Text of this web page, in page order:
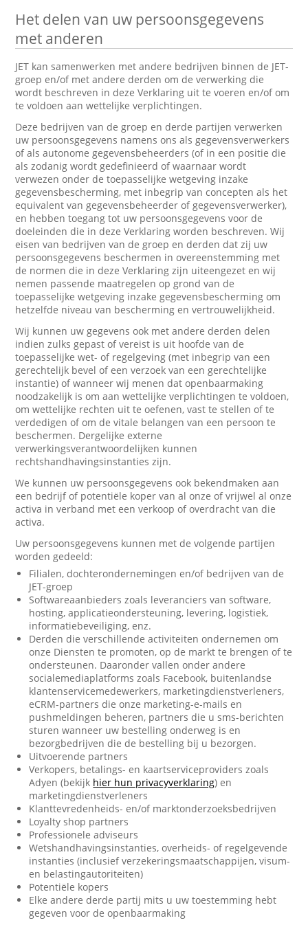
Het delen van uw persoonsgegevens
met anderen
JET kan samenwerken met andere bedrijven binnen de JET-
groep en/of met andere derden om de verwerking die
wordt beschreven in deze Verklaring uit te voeren en/of om
te voldoen aan wettelijke verplichtingen.
Deze bedrijven van de groep en derde partijen verwerken
uw persoonsgegevens namens ons als gegevensverwerkers
of als autonome gegevensbeheerders (of in een positie die
als zodanig wordt gedefinieerd of waarnaar wordt
verwezen onder de toepasselijke wetgeving inzake
gegevensbescherming, met inbegrip van concepten als het
equivalent van gegevensbeheerder of gegevensverwerker),
en hebben toegang tot uw persoonsgegevens voor de
doeleinden die in deze Verklaring worden beschreven. Wij
eisen van bedrijven van de groep en derden dat zij uw
persoonsgegevens beschermen in overeenstemming met
de normen die in deze Verklaring zijn uiteengezet en wij
nemen passende maatregelen op grond van de
toepasselijke wetgeving inzake gegevensbescherming om
hetzelfde niveau van bescherming en vertrouwelijkheid.
Wij kunnen uw gegevens ook met andere derden delen
indien zulks gepast of vereist is uit hoofde van de
toepasselijke wet- of regelgeving (met inbegrip van een
gerechtelijk bevel of een verzoek van een gerechtelijke
instantie) of wanneer wij menen dat openbaarmaking
noodzakelijk is om aan wettelijke verplichtingen te voldoen,
om wettelijke rechten uit te oefenen, vast te stellen of te
verdedigen of om de vitale belangen van een persoon te
beschermen. Dergelijke externe
verwerkingsverantwoordelijken kunnen
rechtshandhavingsinstanties zijn.
We kunnen uw persoonsgegevens ook bekendmaken aan
een bedrijf of potentiële koper van al onze of vrijwel al onze
activa in verband met een verkoop of overdracht van die
activa.
Uw persoonsgegevens kunnen met de volgende partijen
worden gedeeld:
Filialen, dochterondernemingen en/of bedrijven van de
JET-groep
Softwareaanbieders zoals leveranciers van software,
hosting, applicatieondersteuning, levering, logistiek,
informatiebeveiliging, enz.
Derden die verschillende activiteiten ondernemen om
onze Diensten te promoten, op de markt te brengen of te
ondersteunen. Daaronder vallen onder andere
socialemediaplatforms zoals Facebook, buitenlandse
klantenservicemedewerkers, marketingdienstverleners,
eCRM-partners die onze marketing-e-mails en
pushmeldingen beheren, partners die u sms-berichten
sturen wanneer uw bestelling onderweg is en
bezorgbedrijven die de bestelling bij u bezorgen.
Uitvoerende partners
Verkopers, betalings- en kaartserviceproviders zoals
Adyen (bekijk hier hun privacyverklaring) en
marketingdienstverleners
Klanttevredenheids- en/of marktonderzoeksbedrijven
Loyalty shop partners
Professionele adviseurs
Wetshandhavingsinstanties, overheids- of regelgevende
instanties (inclusief verzekeringsmaatschappijen, visum-
en belastingautoriteiten)
Potentiële kopers
Elke andere derde partij mits u uw toestemming hebt
gegeven voor de openbaarmaking